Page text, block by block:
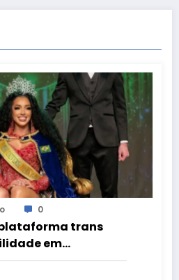
0
plataforma trans
em